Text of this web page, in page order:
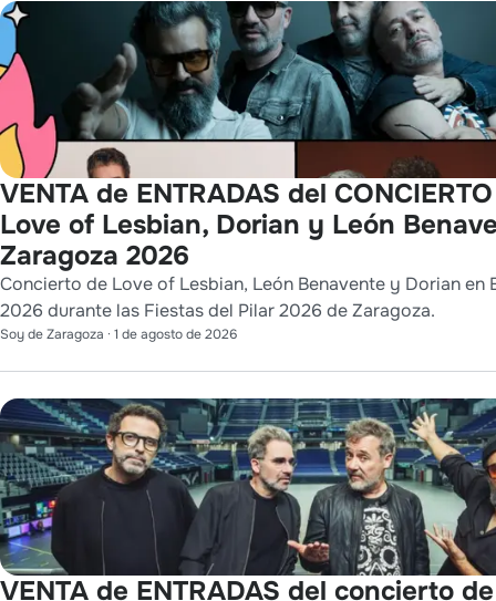
VENTA de ENTRADAS del
Love of Lesbian, Dorian y León
Zaragoza 2026
Concierto de Love of Lesbian, León Benavente y Dorian en
2026 durante las Fiestas del Pilar 2026 de Zaragoza.
Soy de Zaragoza · 1 de agosto de 2026
VENTA de ENTRADAS del concierto